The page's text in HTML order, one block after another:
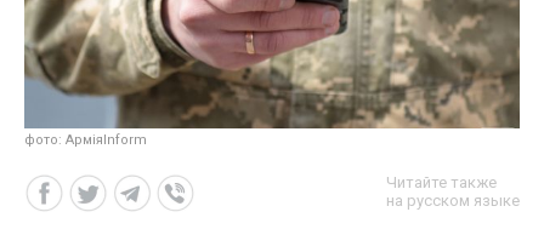
фото: АрміяInform
Читайте также
на русском языке